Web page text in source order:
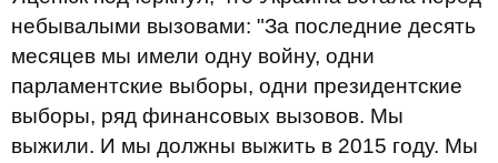
небывалыми вызовами: "За последние десять
месяцев мы имели одну войну, одни
парламентские выборы, одни президентские
выборы, ряд финансовых вызовов. Мы
выжили. И мы должны выжить в 2015 году. Мы